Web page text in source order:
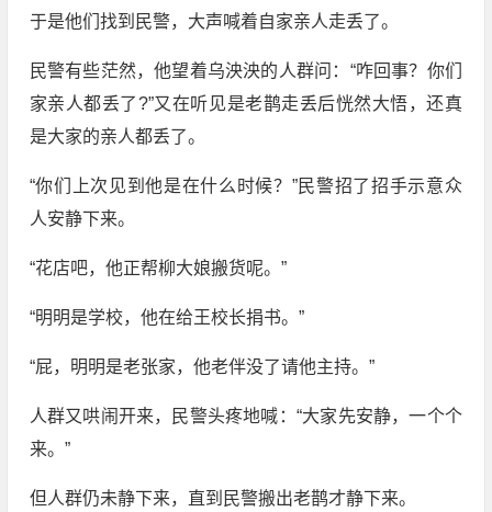
于是他们找到民警，大声喊着自家亲人走丢了。
民警有些茫然，他望着乌泱泱的人群问：“咋回事？你们
家亲人都丢了?”又在听见是老鹊走丢后恍然大悟，还真
是大家的亲人都丢了。
“你们上次见到他是在什么时候？”民警招了招手示意众
人安静下来。
“花店吧，他正帮柳大娘搬货呢。”
“明明是学校，他在给王校长捐书。”
“屁，明明是老张家，他老伴没了请他主持。”
人群又哄闹开来，民警头疼地喊：“大家先安静，一个个
来。”
但人群仍未静下来，直到民警搬出老鹊才静下来。